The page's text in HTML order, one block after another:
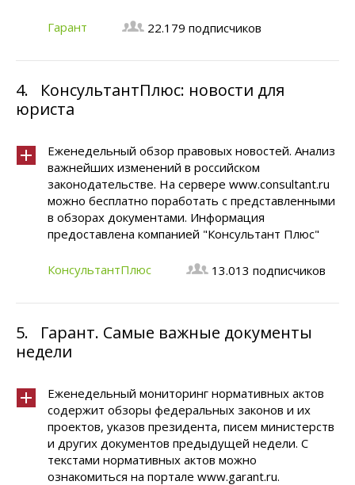
Гарант 22.179 подписчиков
4.
КонсультантПлюс: новости для
юриста
Еженедельный обзор правовых новостей. Анализ
важнейших изменений в российском
законодательстве. На сервере www.consultant.ru
можно бесплатно поработать с представленными
в обзорах документами. Информация
предоставлена компанией "Консультант Плюс"
КонсультантПлюс 13.013 подписчиков
5.
Гарант. Самые важные документы
недели
Еженедельный мониторинг нормативных актов
содержит обзоры федеральных законов и их
проектов, указов президента, писем министерств
и других документов предыдущей недели. С
текстами нормативных актов можно
ознакомиться на портале www.garant.ru.